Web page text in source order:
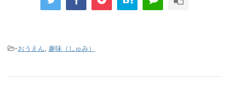
-おうえん, 趣味（しゅみ）